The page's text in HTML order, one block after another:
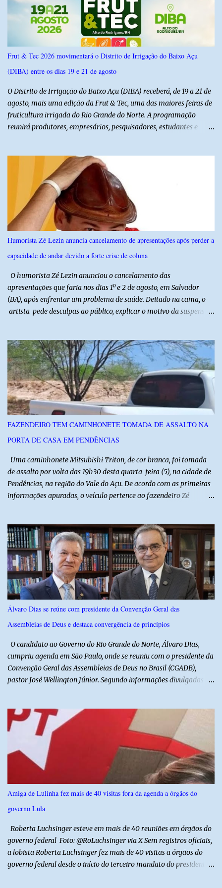
confiança de 95%. Registro no TSE: RN-09520/2026
Frut & Tec 2026 movimentará o Distrito de Irrigação do Baixo Açu
(DIBA) entre os dias 19 e 21 de agosto
O Distrito de Irrigação do Baixo Açu (DIBA) receberá, de 19 a 21 de
agosto, mais uma edição da Frut & Tec, uma das maiores feiras de
fruticultura irrigada do Rio Grande do Norte. A programação
reunirá produtores, empresários, pesquisadores, estudantes e
instituições e tecnologias voltadas ao setor. Além das atividades
técnicas, a feira contará com programação cultural. No dia 20 de
agosto, o público poderá prestigiar o show de humor com Mução,
seguido de apresentação musical de Vê Barreto. A Frut & Tec
reforça a importância do Distrito de Irrigação do Baixo Açu como
referência na fruticultura irrigada, promovendo conhecimento,
inovação e oportunidades para o desenvolvimento do agronegócio
potiguar. @associacaodiba
Humorista Zé Lezin anuncia cancelamento de apresentações após perder a
capacidade de andar devido a forte crise de coluna
O humorista Zé Lezin anunciou o cancelamento das
apresentações que faria nos dias 1º e 2 de agosto, em Salvador
(BA), após enfrentar um problema de saúde. Deitado na cama, o
artista pede desculpas ao público, explicar o motivo da suspensão
impossível viajar e subir ao palco. O comediante contou que
precisou ser levado a um hospital depois de perder a capacidade
de andar normalmente. “Eu não estou conseguindo nem me
levantar direito da cama. É um processo muito dolorido”, relatou o
humorista. Durante o atendimento médico, o humorista foi
diagnosticado com “bico de papagaio” na região da coluna. De
acordo com ele, os laudos médicos já foram encaminhados à
equipe responsável, que acompanha o tratamento. Zé Lezin
afirmou ainda que está passando por um tratamento intenso, com
FAZENDEIRO TEM CAMINHONETE TOMADA DE ASSALTO NA
PORTA DE CASA EM PENDÊNCIAS
Uma caminhonete Mitsubishi Triton, de cor branca, foi tomada
de assalto por volta das 19h30 desta quarta-feira (5), na cidade de
Pendências, na região do Vale do Açu. De acordo com as primeiras
informações apuradas, o veículo pertence ao fazendeiro Zé
anunciaram o assalto no momento em que ela estava em frente à
residência, no Centro da cidade. Ainda conforme relatos de
testemunhas, os suspeitos utilizavam roupas semelhantes a
uniformes de empresa, o que pode ter ajudado a não despertar
suspeitas antes da abordagem. Após a ação criminosa, a dupla
fugiu levando a caminhonete em direção ainda desconhecida. A
Polícia Militar foi acionada logo após o crime e realiza diligências
na região na tentativa de localizar o veículo e identificar os
autores do assalto. Qualquer informação que possa ajudar na
localização da caminhonete ou na identificação dos suspeitos pode
Álvaro Dias se reúne com presidente da Convenção Geral das
Assembleias de Deus e destaca convergência de princípios
O candidato ao Governo do Rio Grande do Norte, Álvaro Dias,
cumpriu agenda em São Paulo, onde se reuniu com o presidente da
Convenção Geral das Assembleias de Deus no Brasil (CGADB),
pastor José Wellington Júnior. Segundo informações divulgadas
político nacional e estadual. De acordo com a campanha de Álvaro
Dias, o pastor José Wellington Júnior manifestou apoio à
candidatura e ressaltou a importância da participação dos cristãos
no processo democrático, defendendo a valorização de princípios
como a defesa da família, o combate à corrupção, o
enfrentamento às drogas e a proteção da vida. Ainda segundo a
campanha, o líder religioso afirmou que levará sua orientação às
lideranças da Assembleia de Deus no Rio Grande do Norte. A
Assembleia de Deus possui uma das maiores estruturas religiosas
Amiga de Lulinha fez mais de 40 visitas fora da agenda a órgãos do
governo Lula
Roberta Luchsinger esteve em mais de 40 reuniões em órgãos do
governo federal Foto: @RoLuchsinger via X Sem registros oficiais,
a lobista Roberta Luchsinger fez mais de 40 visitas a órgãos do
governo federal desde o início do terceiro mandato do presidente